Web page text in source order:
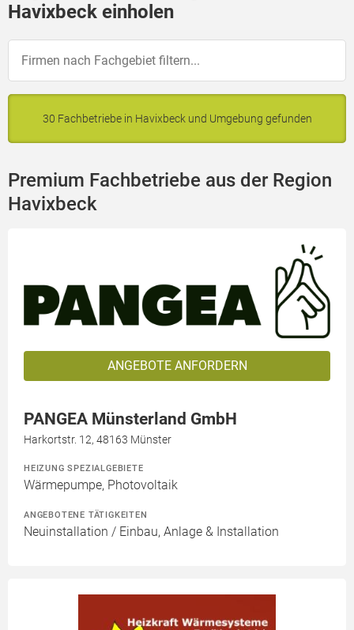
Havixbeck einholen
30 Fachbetriebe in Havixbeck und Umgebung gefunden
Premium Fachbetriebe aus der Region
Havixbeck
ANGEBOTE ANFORDERN
PANGEA Münsterland GmbH
Harkortstr. 12, 48163 Münster
HEIZUNG SPEZIALGEBIETE
Wärmepumpe, Photovoltaik
ANGEBOTENE TÄTIGKEITEN
Neuinstallation / Einbau, Anlage & Installation